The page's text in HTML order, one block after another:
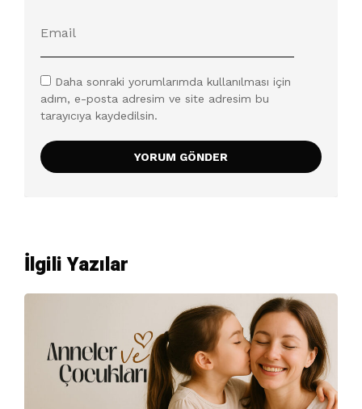
Daha sonraki yorumlarımda kullanılması için
adım, e-posta adresim ve site adresim bu
tarayıcıya kaydedilsin.
İlgili Yazılar